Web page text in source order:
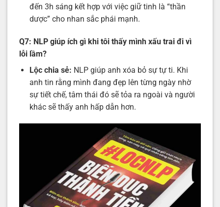
đến 3h sáng kết hợp với việc giữ tinh là “thần
dược” cho nhan sắc phái mạnh.
Q7: NLP giúp ích gì khi tôi thấy mình xấu trai đi vì
lỗi lầm?
Lộc chia sẻ: NLP giúp anh xóa bỏ sự tự ti. Khi
anh tin rằng mình đang đẹp lên từng ngày nhờ
sự tiết chế, tâm thái đó sẽ tỏa ra ngoài và người
khác sẽ thấy anh hấp dẫn hơn.